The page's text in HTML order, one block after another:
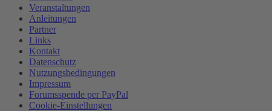
Veranstaltungen
Anleitungen
Partner
Links
Kontakt
Datenschutz
Nutzungsbedingungen
Impressum
Forumsspende per PayPal
Cookie-Einstellungen